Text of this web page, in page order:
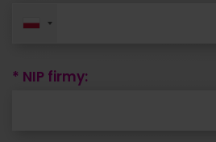
* NIP firmy: